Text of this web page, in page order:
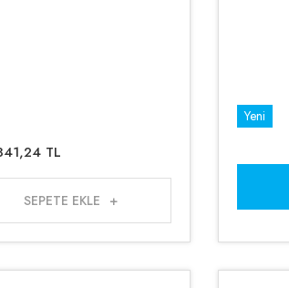
TL
SEPETE EKLE
Yeni